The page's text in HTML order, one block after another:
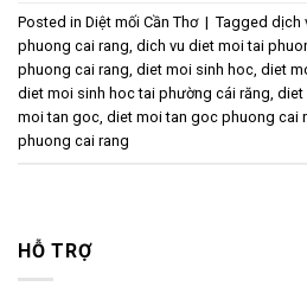
Posted in Diệt mối Cần Thơ | Tagged dịch
phuong cai rang, dich vu diet moi tai
phuong cai rang, diet moi sinh hoc, diet
diet moi sinh hoc tai phường cái răng, diet
moi tan goc, diet moi tan goc phuong cai
phuong cai rang
HỖ TRỢ